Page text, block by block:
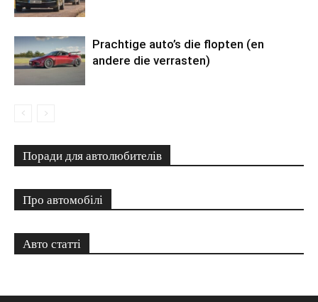
Prachtige auto’s die flopten (en
andere die verrasten)
Поради для автолюбителів
Про автомобілі
Авто статті